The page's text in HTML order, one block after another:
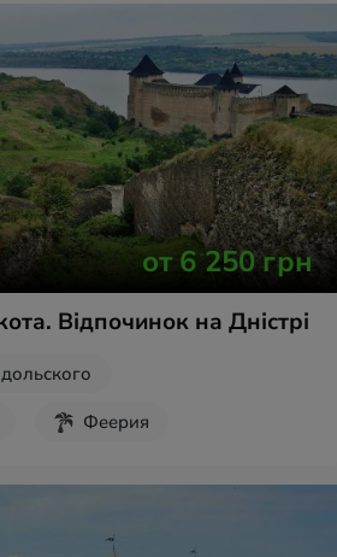
от 6 250грн
Відпочинок на Дністрі
Феерия